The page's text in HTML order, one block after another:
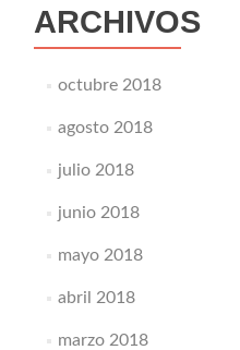
ARCHIVOS
octubre 2018
agosto 2018
julio 2018
junio 2018
mayo 2018
abril 2018
marzo 2018